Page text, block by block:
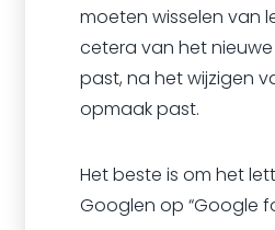
moeten wisselen van
cetera van het
past, na het wijzigen
opmaak past.
Het beste is om het
Googlen op “Google